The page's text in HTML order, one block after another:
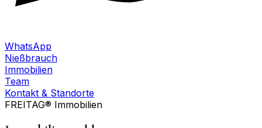
WhatsApp
Nießbrauch
Immobilien
Team
Kontakt & Standorte
FREITAG® Immobilien